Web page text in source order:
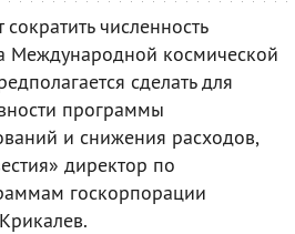
численность
Международной космической
сделать для
программы
и снижения расходов,
директор по
госкорпорации